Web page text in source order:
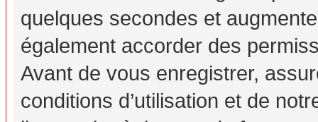
quelques secondes et
également accorder des
Avant de vous enregistrer,
conditions d’utilisation et de